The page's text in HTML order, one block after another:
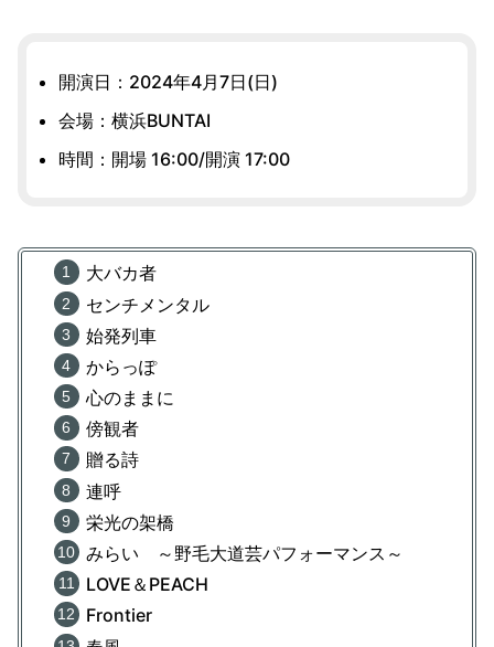
開演日：2024年4月7日(日)
会場：横浜BUNTAI
時間：開場 16:00/開演 17:00
大バカ者
センチメンタル
始発列車
からっぽ
心のままに
傍観者
贈る詩
連呼
栄光の架橋
みらい ～野毛大道芸パフォーマンス～
LOVE＆PEACH
Frontier